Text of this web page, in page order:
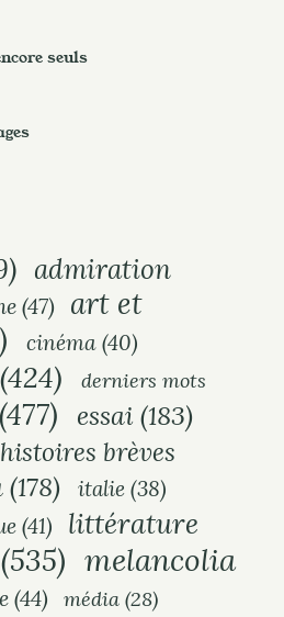
seuls
admiration
(47) art et
cinéma (40)
(424)
derniers mots
(477) essai (183)
histoires brèves
(178) italie (38)
(41)
littérature
(535) melancolia
(44) média(28)